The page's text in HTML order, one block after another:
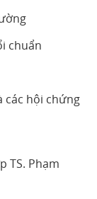
chuẩn
các hội chứng
TS. Phạm